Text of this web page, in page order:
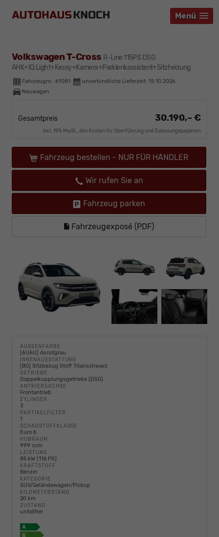
Menü
Menü
Menü
Volkswagen T-Cross R-Line 115PS DSG
AHK+IQ.Light+Kessy+Kamera+Parklenkassistent+Sitzheizung
Fahrzeugnr.: 61081 unverbindliche Lieferzeit: 15.10.2026
Neuwagen
Gesamtpreis 30.190,– €
incl. 19% MwSt., den Kosten für Überführung und Zulassungspapieren
Fahrzeug bestellen - NUR FÜR HÄNDLER
Wir rufen Sie an
Fahrzeug parken
Fahrzeugexposé (PDF)
AUSSENFARBE
[6U6U] Ascotgrau
INNENAUSSTATTUNG
[BG] Sitzbezug Stoff Titanschwarz
GETRIEBE
Doppelkupplungsgetriebe (DSG)
ANTRIEBSACHSE
Frontantrieb
ZYLINDER
3
PARTIKELFILTER
1
SCHADSTOFFKLASSE
Euro 6
HUBRAUM
999 ccm
LEISTUNG
85 kW (116 PS)
KRAFTSTOFF
Benzin
KATEGORIE
SUV/Geländewagen/Pickup
KILOMETERSTAND
20 km
ZUSTAND
unfallfrei